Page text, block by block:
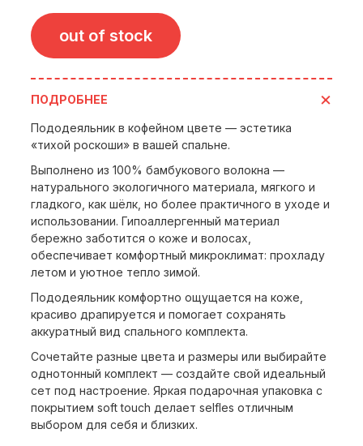
out of stock
ПОДРОБНЕЕ
Пододеяльник в кофейном цвете — эстетика
«тихой роскоши» в вашей спальне.
Выполнено из 100% бамбукового волокна —
натурального экологичного материала, мягкого и
гладкого, как шёлк, но более практичного в уходе и
использовании. Гипоаллергенный материал
бережно заботится о коже и волосах,
обеспечивает комфортный микроклимат: прохладу
летом и уютное тепло зимой.
Пододеяльник комфортно ощущается на коже,
красиво драпируется и помогает сохранять
аккуратный вид спального комплекта.
Сочетайте разные цвета и размеры или выбирайте
однотонный комплект — создайте свой идеальный
сет под настроение. Яркая подарочная упаковка с
покрытием soft touch делает selfles отличным
выбором для себя и близких.